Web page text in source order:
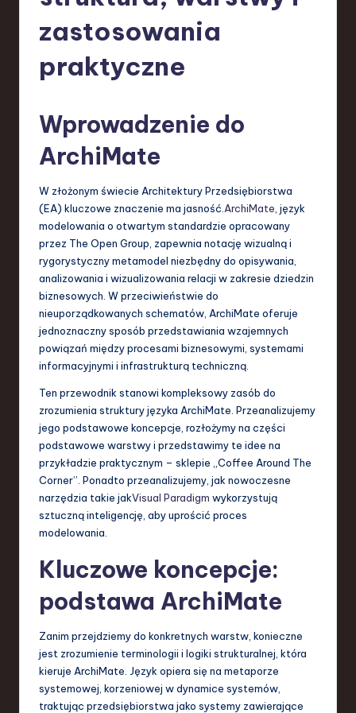
T
d
in
S
w
c
zastosowania
praktyczne
Wprowadzenie do
ArchiMate
W złożonym świecie Architektury Przedsiębiorstwa
(EA) kluczowe znaczenie ma jasność. ArchiMate , język
modelowania o otwartym standardzie opracowany
przez The Open Group, zapewnia notację wizualną i
rygorystyczny metamodel niezbędny do opisywania,
analizowania i wizualizowania relacji w zakresie dziedzin
biznesowych. W przeciwieństwie do
nieuporządkowanych schematów, ArchiMate oferuje
jednoznaczny sposób przedstawiania wzajemnych
powiązań między procesami biznesowymi, systemami
informacyjnymi i infrastrukturą techniczną.
Ten przewodnik stanowi kompleksowy zasób do
zrozumienia struktury języka ArchiMate. Przeanalizujemy
jego podstawowe koncepcje, rozłożymy na części
podstawowe warstwy i przedstawimy te idee na
przykładzie praktycznym – sklepie „Coffee Around The
Corner”. Ponadto przeanalizujemy, jak nowoczesne
narzędzia takie jakVisual Paradigm wykorzystują
sztuczną inteligencję, aby uprościć proces
modelowania.
Kluczowe koncepcje:
podstawa ArchiMate
Zanim przejdziemy do konkretnych warstw, konieczne
jest zrozumienie terminologii i logiki strukturalnej, która
kieruje ArchiMate. Język opiera się na metaporze
systemowej, korzeniowej w dynamice systemów,
traktując przedsiębiorstwa jako systemy zawierające